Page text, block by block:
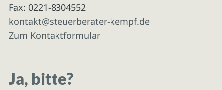
Fax: 0221-8304552
kontakt@steuerberater-kempf.de
Zum Kontaktformular
Ja, bitte?